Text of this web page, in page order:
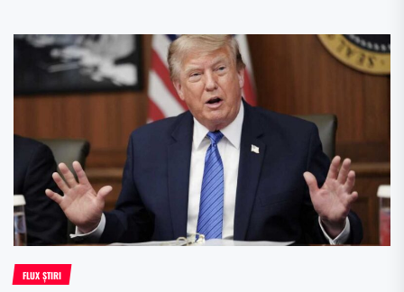
FLUX ȘTIRI